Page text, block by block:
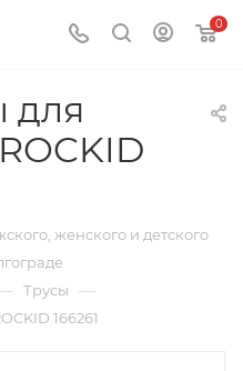
0
для
женского и детского
Трусы —
166261